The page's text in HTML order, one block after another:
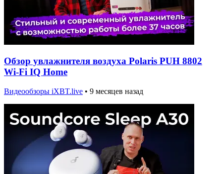
Обзор увлажнителя воздуха Polaris PUH 8802
Wi-Fi IQ Home
Видеообзоры iXBT.live • 9 месяцев назад